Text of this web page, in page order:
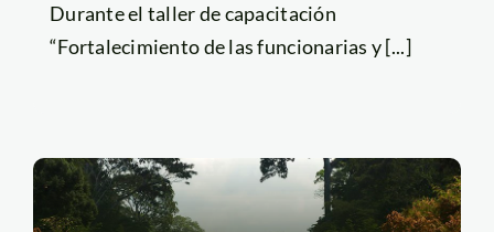
Durante el taller de capacitación
“Fortalecimiento de las funcionarias y [...]